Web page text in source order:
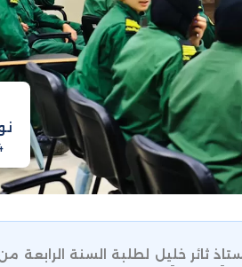
ثائر خليل لطلبة السنة